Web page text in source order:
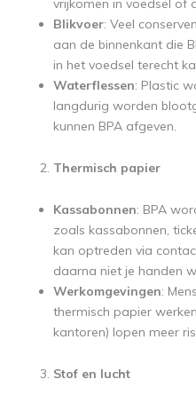
vrijkomen in voedsel of
Blikvoer: Veel
aan de binnenkant die
in het voedsel terecht
Waterflessen: Plastic
langdurig worden
kunnen BPA afgeven.
Thermisch papier
Kassabonnen: BPA
zoals kassabonnen,
kan optreden via
daarna niet je handen
Werkomgevingen:
thermisch papier
kantoren) lopen meer
Stof en lucht